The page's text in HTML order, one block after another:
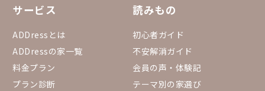
サービス
ADDressとは
ADDressの家一覧
料金プラン
プラン診断
読みもの
初心者ガイド
不安解消ガイド
会員の声・体験記
テーマ別の家選び